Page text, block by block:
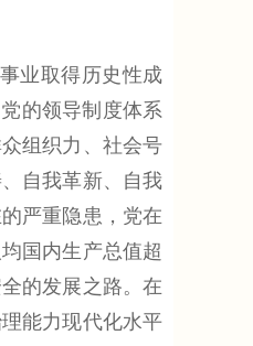
业取得历史性成
的领导制度体系
组织力、社会号
自我革新、自我
严重隐患，党在
国内生产总值超
的发展之路。在
能力现代化水平